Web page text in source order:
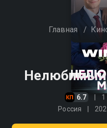
Главная /
Нелюбимый
6.7 1
Россия